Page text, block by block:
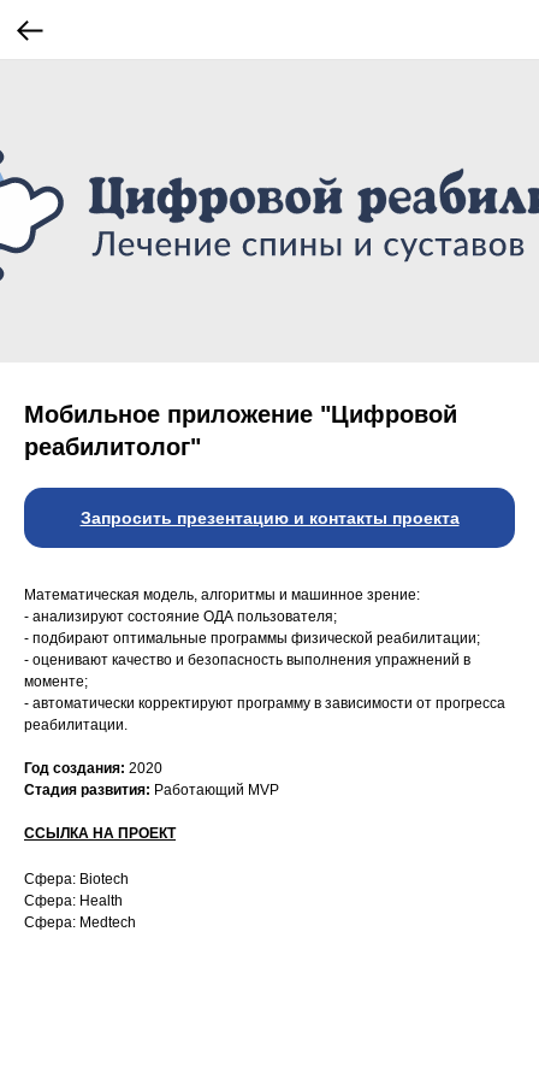
Мобильное приложение "Цифровой
реабилитолог"
Запросить презентацию и контакты проекта
Математическая модель, алгоритмы и машинное зрение:
- анализируют состояние ОДА пользователя;
- подбирают оптимальные программы физической реабилитации;
- оценивают качество и безопасность выполнения упражнений в
моменте;
- автоматически корректируют программу в зависимости от прогресса
реабилитации.
Год создания: 2020
Стадия развития: Работающий MVP
ССЫЛКА НА ПРОЕКТ
Сфера: Biotech
Сфера: Health
Сфера: Medtech